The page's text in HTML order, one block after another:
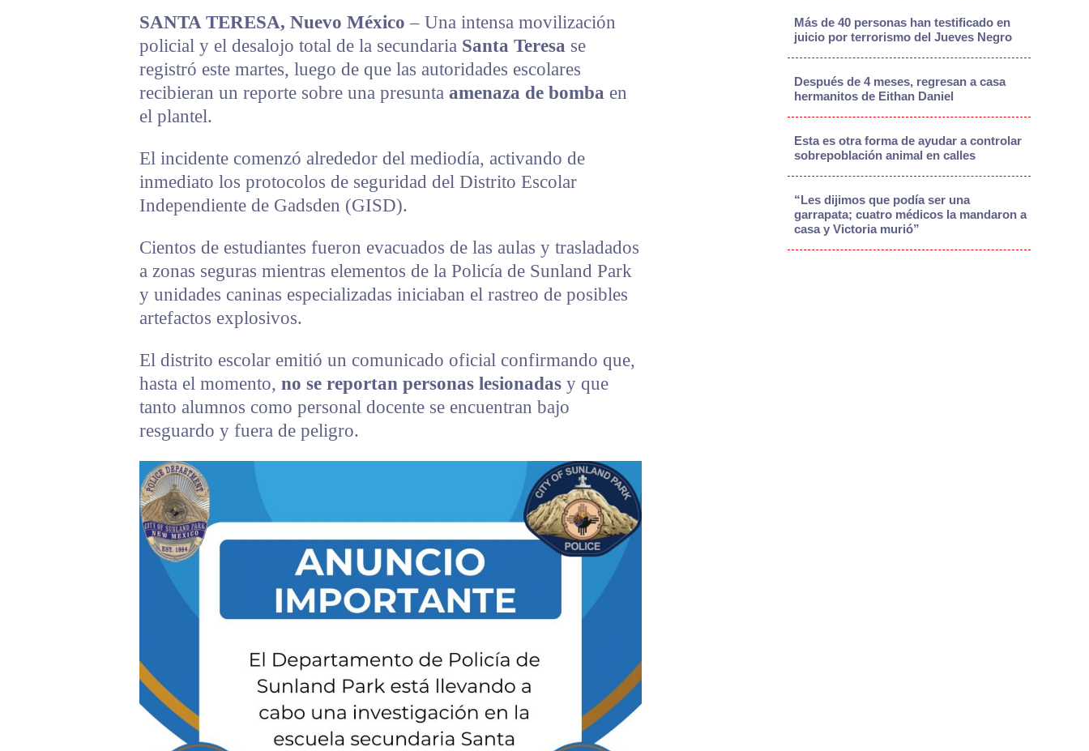
SANTA TERESA, Nuevo México – Una intensa movilización
policial y el desalojo total de la secundaria Santa Teresa se
registró este martes, luego de que las autoridades escolares
recibieran un reporte sobre una presunta amenaza de bomba en
el plantel.
El incidente comenzó alrededor del mediodía, activando de
inmediato los protocolos de seguridad del Distrito Escolar
Independiente de Gadsden (GISD).
Cientos de estudiantes fueron evacuados de las aulas y trasladados
a zonas seguras mientras elementos de la Policía de Sunland Park
y unidades caninas especializadas iniciaban el rastreo de posibles
artefactos explosivos.
El distrito escolar emitió un comunicado oficial confirmando que,
hasta el momento, no se reportan personas lesionadas y que
tanto alumnos como personal docente se encuentran bajo
resguardo y fuera de peligro.
Más de 40 personas han testificado en
juicio por terrorismo del Jueves Negro
Después de 4 meses, regresan a casa
hermanitos de Eithan Daniel
Esta es otra forma de ayudar a controlar
sobrepoblación animal en calles
“Les dijimos que podía ser una
garrapata; cuatro médicos la mandaron a
casa y Victoria murió”